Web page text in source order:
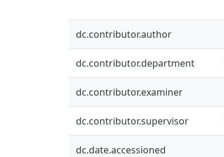
dc.contributor.author
dc.contributor.department
dc.contributor.examiner
dc.contributor.supervisor
dc.date.accessioned